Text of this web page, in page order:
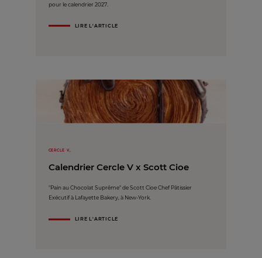
pour le calendrier 2027.
LIRE L'ARTICLE
CERCLE V,
Calendrier Cercle V x Scott Cioe
"Pain au Chocolat Suprême" de Scott Cioe Chef Pâtissier
Exécutif à Lafayette Bakery, à New-York.
LIRE L'ARTICLE